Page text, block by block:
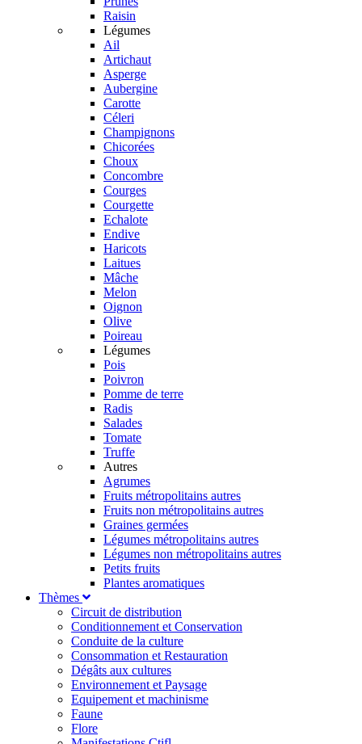
Raisin
Légumes
Ail
Artichaut
Asperge
Aubergine
Carotte
Céleri
Champignons
Chicorées
Choux
Concombre
Courges
Courgette
Echalote
Endive
Haricots
Laitues
Mâche
Melon
Oignon
Olive
Poireau
Légumes
Pois
Poivron
Pomme de terre
Radis
Salades
Tomate
Truffe
Autres
Agrumes
Fruits métropolitains autres
Fruits non métropolitains autres
Graines germées
Légumes métropolitains autres
Légumes non métropolitains autres
Petits fruits
Plantes aromatiques
Thèmes
Circuit de distribution
Conditionnement et Conservation
Conduite de la culture
Consommation et Restauration
Dégâts aux cultures
Environnement et Paysage
Equipement et machinisme
Faune
Flore